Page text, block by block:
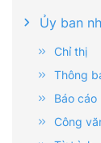
Ủy ban
Chỉ thị
Thông
Báo cáo
Công